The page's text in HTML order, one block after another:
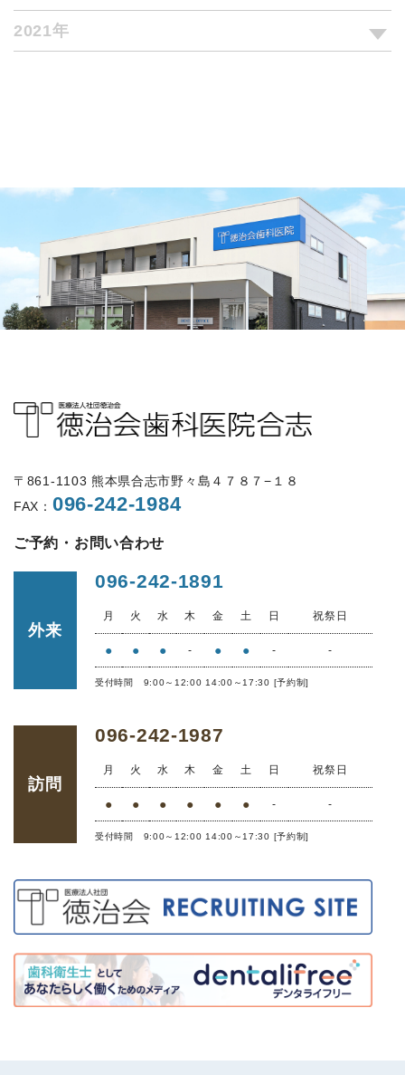
2021年
〒861-1103 熊本県合志市野々島４７８７−１８
FAX： 096-242-1984
ご予約・お問い合わせ
外来
096-242-1891
月 火 水 木 金 土 日 祝祭日
● ● ● - ● ● - -
受付時間 9:00～12:00 14:00～17:30 [予約制]
訪問
096-242-1987
月 火 水 木 金 土 日 祝祭日
● ● ● ● ● ● - -
受付時間 9:00～12:00 14:00～17:30 [予約制]